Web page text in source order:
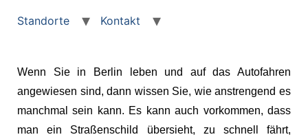
Standorte
Kontakt
Wenn Sie in Berlin leben und auf das Autofahren
angewiesen sind, dann wissen Sie, wie anstrengend es
manchmal sein kann. Es kann auch vorkommen, dass
man ein Straßenschild übersieht, zu schnell fährt,